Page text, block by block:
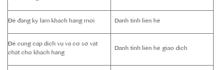
Để đăng ký làm khách hàng mới
Danh tính liên hệ
Để cung cấp dịch vụ và cơ sở vật
chất cho khách hàng Danh tính liên hệ giao dịch